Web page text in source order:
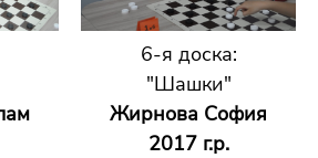
6-я доска:
"Шашки"
Жирнова София
2017 г.р.